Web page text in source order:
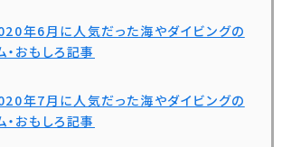
年6月に人気だった海やダイビングの
・おもしろ記事
年7月に人気だった海やダイビングの
・おもしろ記事